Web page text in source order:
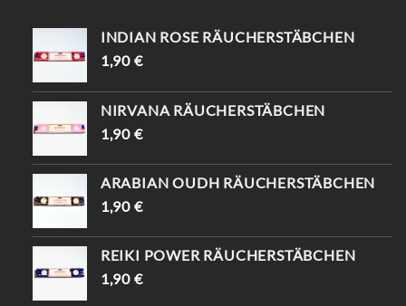
INDIAN ROSE RÄUCHERSTÄBCHEN
1,90 €
NIRVANA RÄUCHERSTÄBCHEN
1,90 €
ARABIAN OUDH RÄUCHERSTÄBCHEN
1,90 €
REIKI POWER RÄUCHERSTÄBCHEN
1,90 €